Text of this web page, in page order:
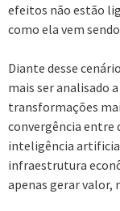
efeitos não estão
como ela vem
Diante desse
mais ser analisado
transformações
convergência entre
inteligência
infraestrutura
apenas gerar valor,